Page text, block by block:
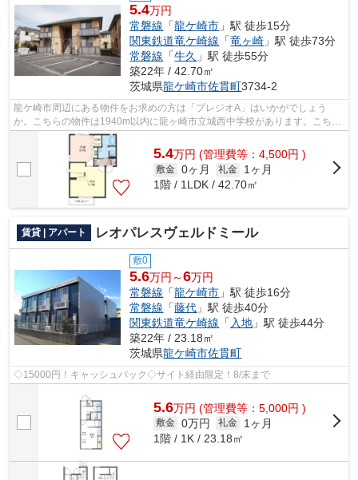
5.4万円
常磐線 「龍ケ崎市 」駅 徒歩15分
関東鉄道竜ケ崎線 「竜ヶ崎 」駅 徒歩73分
常磐線 「牛久 」駅 徒歩55分
築22年 / 42.70㎡
茨城県龍ケ崎市佐貫町3734-2
龍ケ崎市周辺にある物件をお求めの方は「プレジオA」はいかがでしょう
か。こちらの物件は1940m以内に龍ヶ崎市立城西中学校があります。こちら
の物件はアパートです。最寄りの駅まで徒...
5.4万円 (管理費等：4,500円 )
敷金 0ヶ月 礼金
1ヶ月
1階 / 1LDK / 42.70㎡
賃貸 | アパート レオパレスヴェルドミール
敷0
5.6万円～6万円
常磐線 「龍ケ崎市 」駅 徒歩16分
常磐線 「藤代 」駅 徒歩40分
関東鉄道竜ケ崎線 「 入地 」駅 徒歩44分
築22年 / 23.18㎡
茨城県龍ケ崎市佐貫町
◇15000円！キャッシュバック◇サイト経由限定！8/末まで
5.6万円 (管理費等：5,000円 )
敷金 0万円 礼金
1ヶ月
1階 / 1K / 23.18㎡